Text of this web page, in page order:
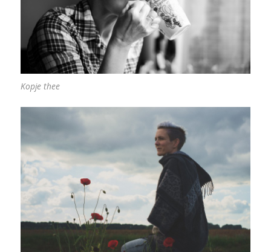
Kopje thee